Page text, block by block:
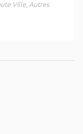
Ville, Autres